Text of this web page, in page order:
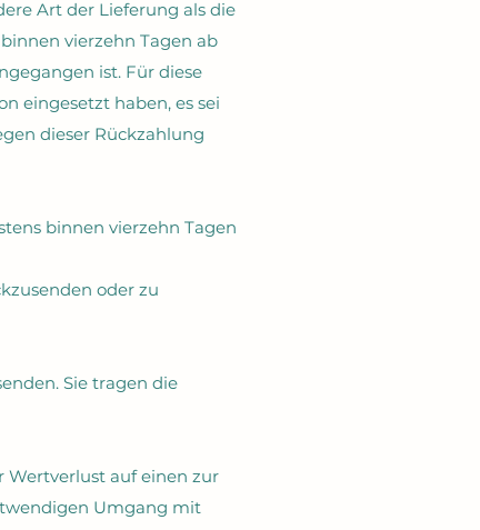
Art der Lieferung als die
vierzehn Tagen ab
ist. Für diese
eingesetzt haben, es sei
dieser Rückzahlung
binnen vierzehn Tagen
oder zu
Sie tragen die
Wertverlust auf einen zur
Umgang mit